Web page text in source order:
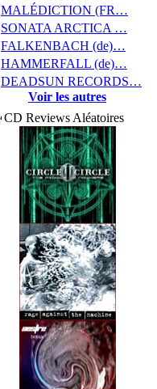
MALÉDICTION (FR…
SONATA ARCTICA …
FALKENBACH (de)…
HAMMERFALL (de)…
DEADSUN RECORDS…
Voir les autres
CD Reviews Aléatoires